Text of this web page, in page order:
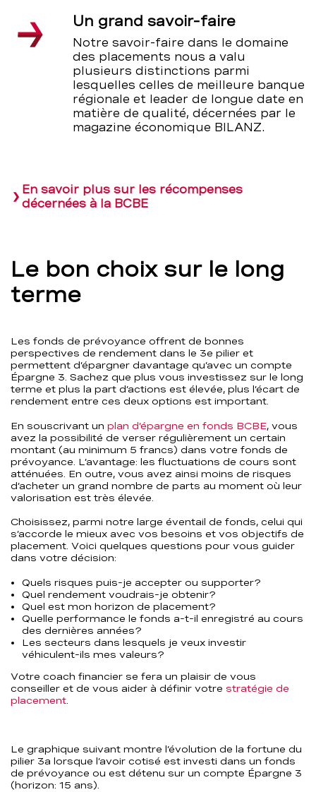
Un grand savoir-faire
Notre savoir-faire dans le domaine
des placements nous a valu
plusieurs distinctions parmi
lesquelles celles de meilleure banque
régionale et leader de longue date en
matière de qualité, décernées par le
magazine économique BILANZ.
En savoir plus sur les récompenses
décernées à la BCBE
Le bon choix sur le long
terme
Les fonds de prévoyance offrent de bonnes
perspectives de rendement dans le 3e pilier et
permettent d’épargner davantage qu’avec un compte
Épargne 3. Sachez que plus vous investissez sur le long
terme et plus la part d’actions est élevée, plus l’écart de
rendement entre ces deux options est important.
En souscrivant un plan d’épargne en fonds BCBE, vous
avez la possibilité de verser régulièrement un certain
montant (au minimum 5 francs) dans votre fonds de
prévoyance. L’avantage: les fluctuations de cours sont
atténuées. En outre, vous avez ainsi moins de risques
d’acheter un grand nombre de parts au moment où leur
valorisation est très élevée.
Choisissez, parmi notre large éventail de fonds, celui qui
s’accorde le mieux avec vos besoins et vos objectifs de
placement. Voici quelques questions pour vous guider
dans votre décision:
Quels risques puis-je accepter ou supporter?
Quel rendement voudrais-je obtenir?
Quel est mon horizon de placement?
Quelle performance le fonds a-t-il enregistré au cours
des dernières années?
Les secteurs dans lesquels je veux investir
véhiculent-ils mes valeurs?
Votre coach financier se fera un plaisir de vous
conseiller et de vous aider à définir votre stratégie de
placement
Le graphique suivant montre l’évolution de la fortune du
pilier 3a lorsque l’avoir cotisé est investi dans un fonds
de prévoyance ou est détenu sur un compte Épargne 3
(horizon: 15 ans).